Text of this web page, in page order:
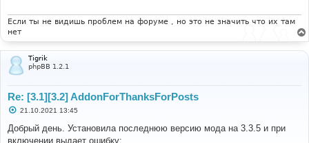
и
Если ты не видишь проблем на форуме , но это не значить что их там
нет
Tigrik
phpBB 1.2.1
Re: [3.1][3.2] AddonForThanksForPosts
С
о
21.10.2021 13:45
Добрый день. Установила последнюю версию мода на 3.3.5 и при
включении выдает ошибку: